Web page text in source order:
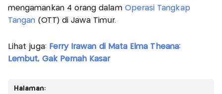
mengamankan 4 orang dalam Operasi Tangkap
Tangan (OTT) di Jawa Timur.
Lihat juga: Ferry Irawan di Mata Elma Theana:
Lembut, Gak Pernah Kasar
Halaman: